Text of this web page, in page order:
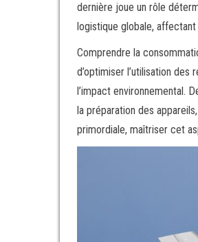
dernière joue un rôle
logistique globale,
Comprendre la
d’optimiser l’utilisation
l’impact environnemental.
la préparation des
primordiale, maîtriser cet